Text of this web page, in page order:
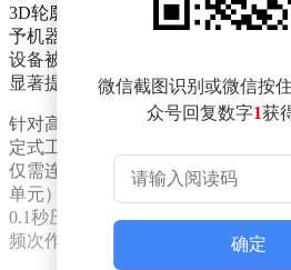
3D轮廓仪，通过结构光技术实现物
予机器人“边走边看”的动态感知能
设备被集成于机械臂末端，可自主
显著提升生产线的柔性化水平。
针对高速产线对识别效率的严苛要
定式工业扫描器FS40整合了处理器
仅需连接网络即可完成部署。其搭
单元）使深度学习推理速度提升10
0.1秒压缩至0.01秒，特别适用于物
频次作业场景。
微信截图识别或微信按
众号回复数字1获
确定